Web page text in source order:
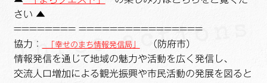
さい ▲
======== ================
協力：
「幸せのまち情報発信局」
（防府市）
情報発信を通じて地域の魅力や活動を広く発信し、
交流人口増加による観光振興や市民活動の発展を図ると